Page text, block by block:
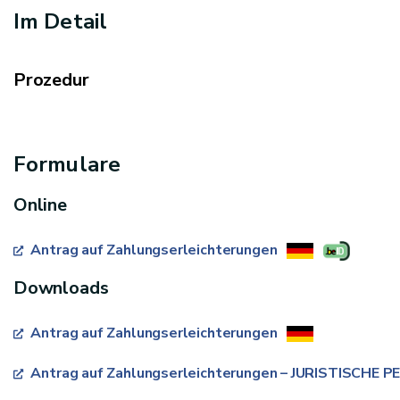
Im Detail
Prozedur
Formulare
Online
Antrag auf Zahlungserleichterungen
Downloads
Antrag auf Zahlungserleichterungen
Antrag auf Zahlungserleichterungen – JURISTISCHE